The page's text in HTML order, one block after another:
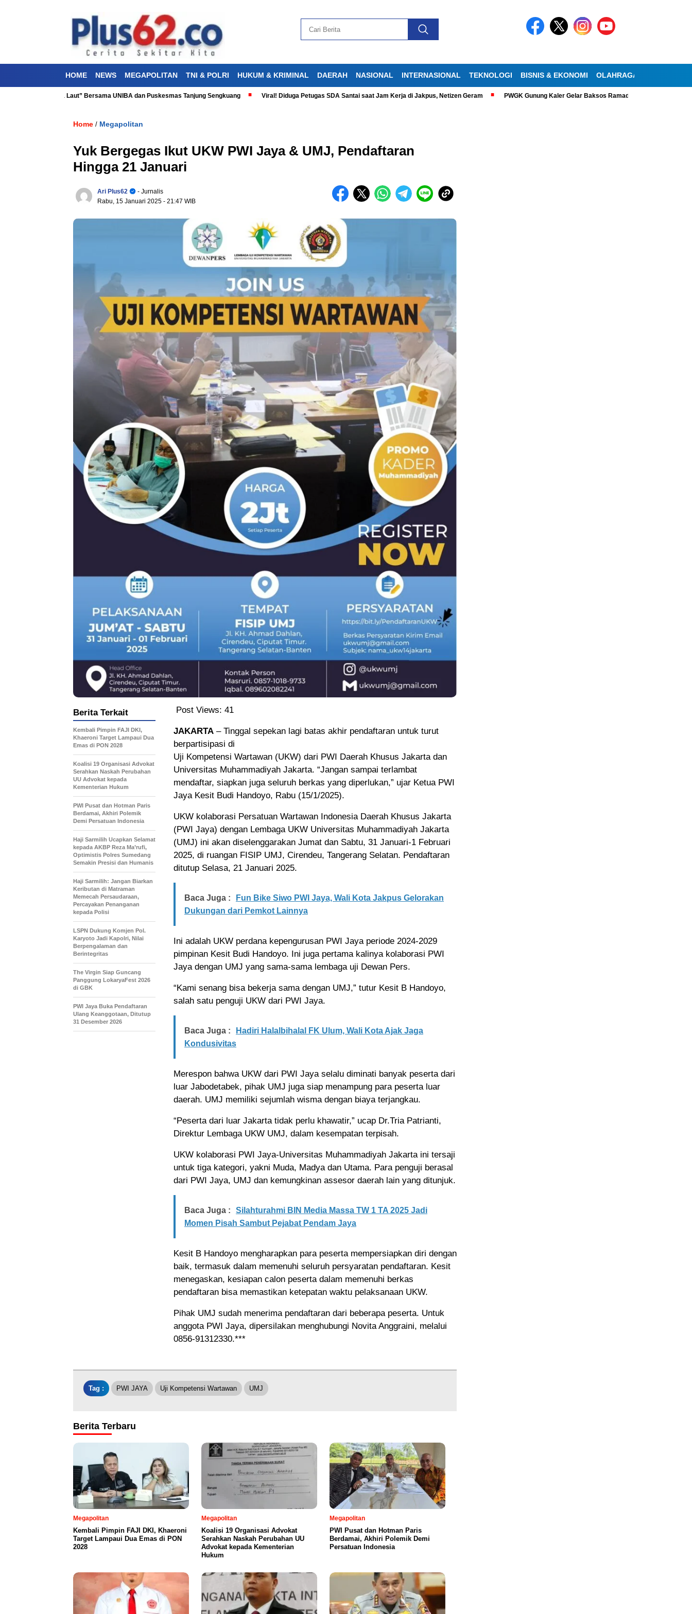
HOME NEWS MEGAPOLITAN TNI & POLRI HUKUM & KRIMINAL DAERAH NASIONAL INTERNASIONAL TEKNOLOGI BISNIS & EKONOMI OLAHRAGA
“Aku Cinta Laut” Bersama UNIBA dan Puskesmas Tanjung Sengkuang Viral! Diduga Petugas SDA Santai saat Jam Kerja di Jakpus, Netizen Geram PWGK Gunung Kaler Gelar Baksos Ramadan, Bantu Lansia Tunanetra di
Home / Megapolitan
Yuk Bergegas Ikut UKW PWI Jaya & UMJ, Pendaftaran
Hingga 21 Januari
Ari Plus62
- Jurnalis
Rabu, 15 Januari 2025 - 21:47 WIB
Post Views: 41
JAKARTA – Tinggal sepekan lagi batas akhir pendaftaran untuk turut
berpartisipasi di
Uji Kompetensi Wartawan (UKW) dari PWI Daerah Khusus Jakarta dan
Universitas Muhammadiyah Jakarta. “Jangan sampai terlambat
mendaftar, siapkan juga seluruh berkas yang diperlukan,” ujar Ketua PWI
Jaya Kesit Budi Handoyo, Rabu (15/1/2025).
UKW kolaborasi Persatuan Wartawan Indonesia Daerah Khusus Jakarta
(PWI Jaya) dengan Lembaga UKW Universitas Muhammadiyah Jakarta
(UMJ) ini akan diselenggarakan Jumat dan Sabtu, 31 Januari-1 Februari
2025, di ruangan FISIP UMJ, Cirendeu, Tangerang Selatan. Pendaftaran
ditutup Selasa, 21 Januari 2025.
Baca Juga :
Fun Bike Siwo PWI Jaya, Wali Kota Jakpus Gelorakan
Dukungan dari Pemkot Lainnya
Ini adalah UKW perdana kepengurusan PWI Jaya periode 2024-2029
pimpinan Kesit Budi Handoyo. Ini juga pertama kalinya kolaborasi PWI
Jaya dengan UMJ yang sama-sama lembaga uji Dewan Pers.
“Kami senang bisa bekerja sama dengan UMJ,” tutur Kesit B Handoyo,
salah satu penguji UKW dari PWI Jaya.
Baca Juga :
Hadiri Halalbihalal FK Ulum, Wali Kota Ajak Jaga
Kondusivitas
Merespon bahwa UKW dari PWI Jaya selalu diminati banyak peserta dari
luar Jabodetabek, pihak UMJ juga siap menampung para peserta luar
daerah. UMJ memiliki sejumlah wisma dengan biaya terjangkau.
“Peserta dari luar Jakarta tidak perlu khawatir,” ucap Dr.Tria Patrianti,
Direktur Lembaga UKW UMJ, dalam kesempatan terpisah.
UKW kolaborasi PWI Jaya-Universitas Muhammadiyah Jakarta ini tersaji
untuk tiga kategori, yakni Muda, Madya dan Utama. Para penguji berasal
dari PWI Jaya, UMJ dan kemungkinan assesor daerah lain yang ditunjuk.
Baca Juga :
Silahturahmi BIN Media Massa TW 1 TA 2025 Jadi
Momen Pisah Sambut Pejabat Pendam Jaya
Kesit B Handoyo mengharapkan para peserta mempersiapkan diri dengan
baik, termasuk dalam memenuhi seluruh persyaratan pendaftaran. Kesit
menegaskan, kesiapan calon peserta dalam memenuhi berkas
pendaftaran bisa memastikan ketepatan waktu pelaksanaan UKW.
Pihak UMJ sudah menerima pendaftaran dari beberapa peserta. Untuk
anggota PWI Jaya, dipersilakan menghubungi Novita Anggraini, melalui
0856-91312330.***
Berita Terkait
Kembali Pimpin FAJI DKI,
Khaeroni Target Lampaui Dua
Emas di PON 2028
Koalisi 19 Organisasi Advokat
Serahkan Naskah Perubahan
UU Advokat kepada
Kementerian Hukum
PWI Pusat dan Hotman Paris
Berdamai, Akhiri Polemik
Demi Persatuan Indonesia
Haji Sarmilih Ucapkan Selamat
kepada AKBP Reza Ma’rufi,
Optimistis Polres Sumedang
Semakin Presisi dan Humanis
Haji Sarmilih: Jangan Biarkan
Keributan di Matraman
Memecah Persaudaraan,
Percayakan Penanganan
kepada Polisi
LSPN Dukung Komjen Pol.
Karyoto Jadi Kapolri, Nilai
Berpengalaman dan
Berintegritas
The Virgin Siap Guncang
Panggung LokaryaFest 2026
di GBK
PWI Jaya Buka Pendaftaran
Ulang Keanggotaan, Ditutup
31 Desember 2026
Tag : PWI JAYA Uji Kompetensi Wartawan UMJ
Berita Terbaru
Megapolitan
Kembali Pimpin FAJI DKI, Khaeroni
Target Lampaui Dua Emas di PON
2028
Megapolitan
Koalisi 19 Organisasi Advokat
Serahkan Naskah Perubahan UU
Advokat kepada Kementerian
Hukum
Megapolitan
PWI Pusat dan Hotman Paris
Berdamai, Akhiri Polemik Demi
Persatuan Indonesia